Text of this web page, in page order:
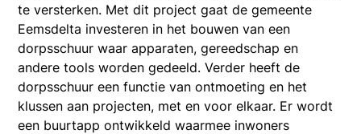
te versterken. Met dit project gaat de gemeente
Eemsdelta investeren in het bouwen van een
dorpsschuur waar apparaten, gereedschap en
andere tools worden gedeeld. Verder heeft de
dorpsschuur een functie van ontmoeting en het
klussen aan projecten, met en voor elkaar. Er wordt
een buurtapp ontwikkeld waarmee inwoners